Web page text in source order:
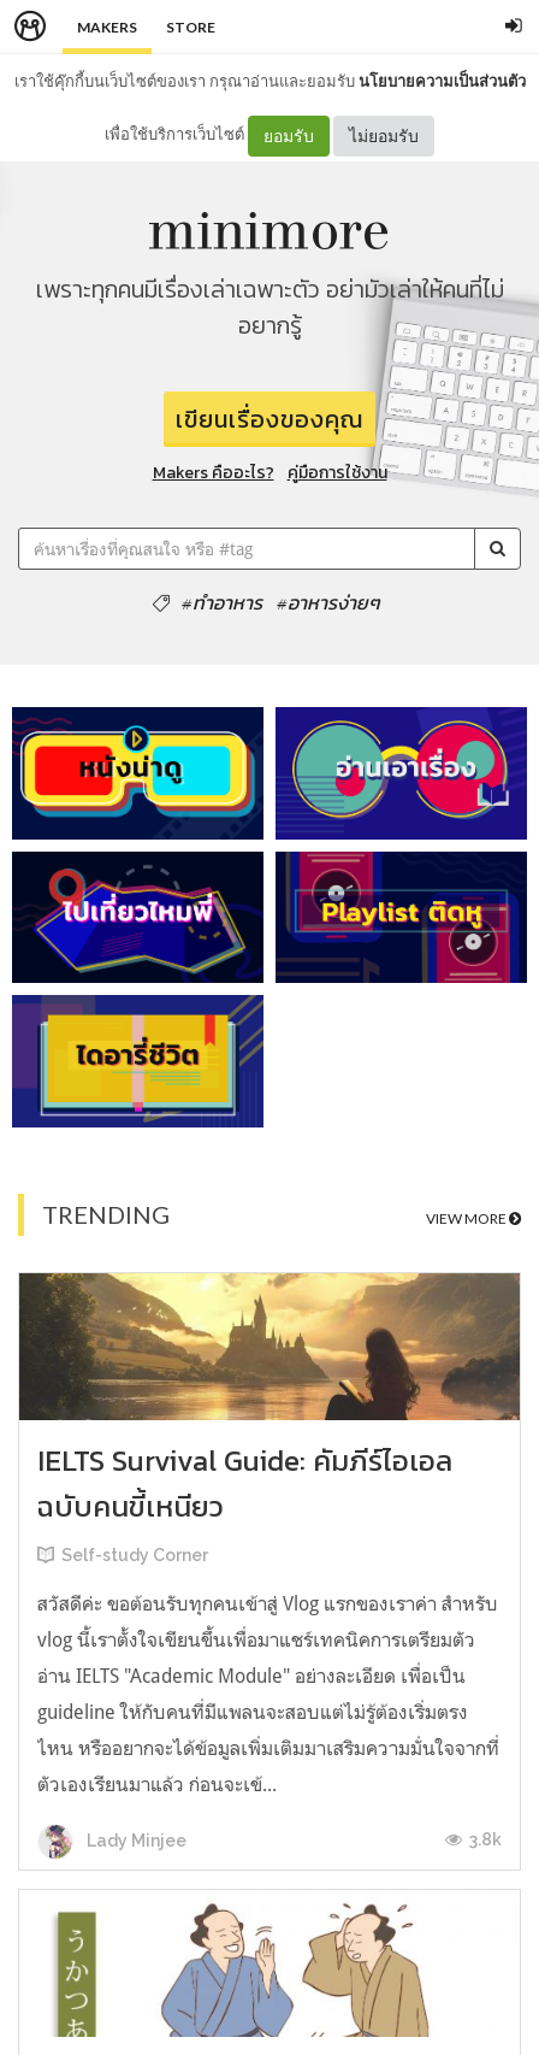
MAKERS STORE
เราใช้คุ๊กกี้บนเว็บไซต์ของเรา กรุณาอ่านและยอมรับนโยบายความเป็นส่วนตัว
เพื่อใช้บริการเว็บไซต์ ยอมรับ ไม่ยอมรับ
เพราะทุกคนมีเรื่องเล่าเฉพาะตัว อย่ามัวเล่าให้คนที่ไม่
อยากรู้
เขียนเรื่องของคุณ
Makers คืออะไร? คู่มือการใช้งาน
#ทำอาหาร #อาหารง่ายๆ
TRENDING VIEW MORE
IELTS Survival Guide: คัมภีร์ไอเอล
ฉบับคนขี้เหนียว
Self-study Corner
สวัสดีค่ะ ขอต้อนรับทุกคนเข้าสู่ Vlog แรกของเราค่า สำหรับ
vlog นี้เราตั้งใจเขียนขึ้นเพื่อมาแชร์เทคนิคการเตรียมตัว
อ่าน IELTS "Academic Module" อย่างละเอียด เพื่อเป็น
guideline ให้กับคนที่มีแพลนจะสอบแต่ไม่รู้ต้องเริ่มตรง
ไหน หรืออยากจะได้ข้อมูลเพิ่มเติมมาเสริมความมั่นใจจากที่
ตัวเองเรียนมาแล้ว ก่อนจะเข้...
Lady Minjee 3.8k